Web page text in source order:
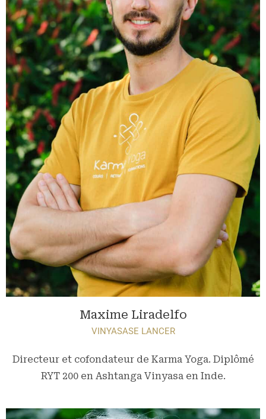
Maxime Liradelfo
VINYASASE LANCER
Directeur et cofondateur de Karma Yoga. Diplômé
RYT 200 en Ashtanga Vinyasa en Inde.